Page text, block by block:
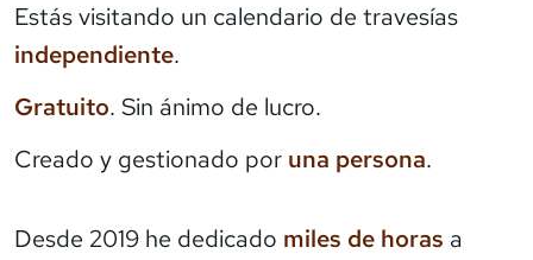
Estás visitando un calendario de travesías
independiente.
Gratuito. Sin ánimo de lucro.
Creado y gestionado por una persona.
Desde 2019 he dedicado miles de horas a